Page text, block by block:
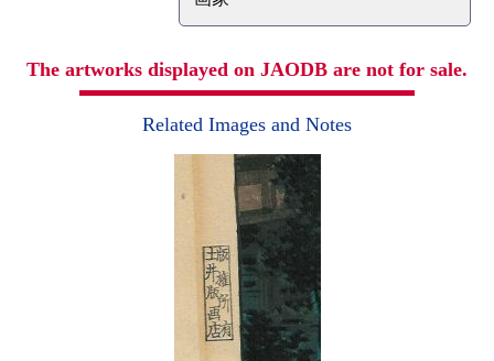
The artworks displayed on JAODB are not for sale.
Related Images and Notes